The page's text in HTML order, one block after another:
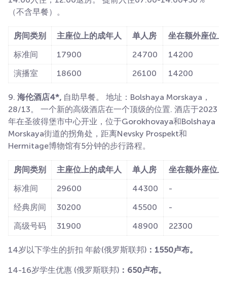
（不含早餐）。
房间类别 主座位上的成年人 单人房
坐在额外座位
标准间
17900 24700
14200
演播室
18600 26100 14200
9. 海伦酒店4*, 自助早餐。 地址：Bolshaya Morskaya，
28/13。 一个新的高级酒店在一个顶级的位置. 酒店于2023
年在圣彼得堡市中心开业，位于Gorokhovaya和Bolshaya
Morskaya街道的拐角处，距离Nevsky Prospekt和
Hermitage博物馆有5分钟的步行路程。
房间类别 主座位上的成年人 单人房
坐在额外座位
标准间
29600 44300
-
经典房间
30200 45500
-
高级号码
31900 48900 22300
14岁以下学生的折扣 年龄(俄罗斯联邦) ：1550卢布。
14-16岁学生优惠 (俄罗斯联邦) ：650卢布。